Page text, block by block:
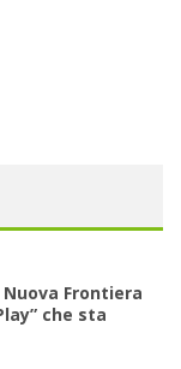
Frontiera
che sta